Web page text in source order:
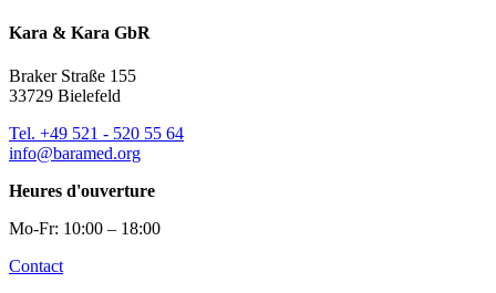
Kara & Kara GbR
Braker Straße 155
33729 Bielefeld
Tel. +49 521 - 520 55 64
info@baramed.org
Heures d'ouverture
Mo-Fr: 10:00 – 18:00
Contact